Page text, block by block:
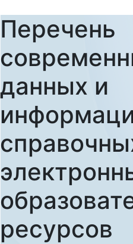
Перечень
данных и
ресурсов